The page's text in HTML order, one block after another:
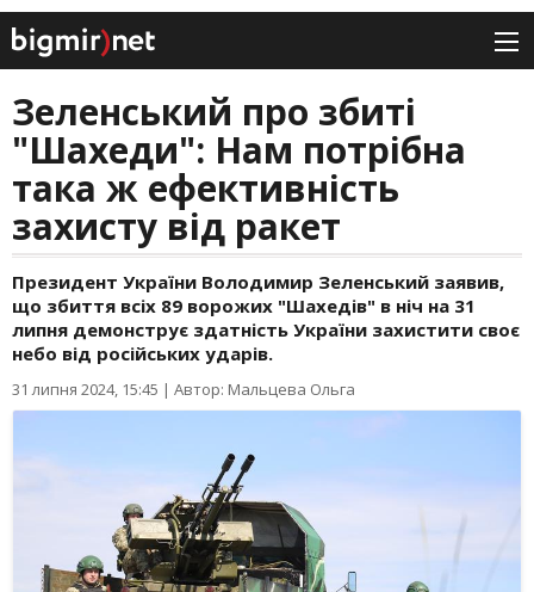
Зеленський про збиті
"Шахеди": Нам потрібна
така ж ефективність
захисту від ракет
Президент України Володимир Зеленський заявив,
що збиття всіх 89 ворожих "Шахедів" в ніч на 31
липня демонструє здатність України захистити своє
небо від російських ударів.
31 липня 2024, 15:45 | Автор: Мальцева Ольга